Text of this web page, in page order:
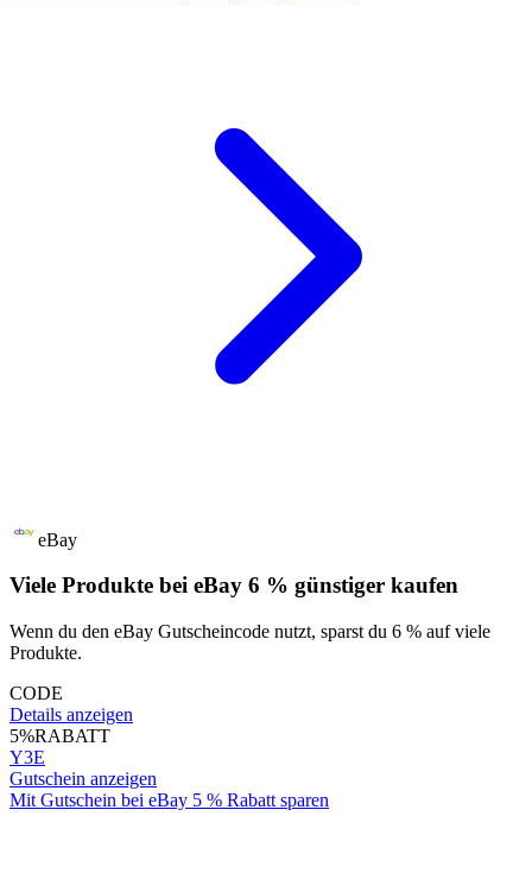
eBay
Viele Produkte bei eBay 6 % günstiger kaufen
Wenn du den eBay Gutscheincode nutzt, sparst du 6 % auf viele
Produkte.
CODE
Details anzeigen
5%RABATT
Y3E
Gutschein anzeigen
Mit Gutschein bei eBay 5 % Rabatt sparen